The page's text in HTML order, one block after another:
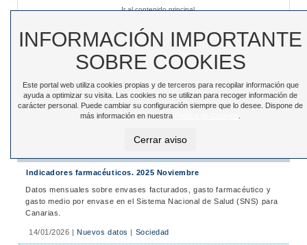
Ir al contenido principal
Toggle
navigation
Indicadores farmacéuticos. 2025 Noviembre
Datos mensuales sobre envases facturados, gasto farmacéutico y
gasto medio por envase en el Sistema Nacional de Salud (SNS) para
Canarias.
14/01/2026 |Nuevos datos | Sociedad
INFORMACIÓN IMPORTANTE
SOBRE COOKIES
Este portal web utiliza cookies propias y de terceros para recopilar información que
ayuda a optimizar su visita. Las cookies no se utilizan para recoger información de
carácter personal. Puede cambiar su configuración siempre que lo desee. Dispone de
más información en nuestra
Cerrar aviso